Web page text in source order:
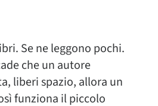
Se ne leggono pochi.
che un autore
liberi spazio, allora un
funziona il piccolo